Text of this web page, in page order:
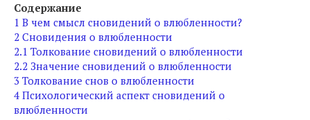
Содержание
1 В чем смысл сновидений о влюбленности?
2 Сновидения о влюбленности
2.1 Толкование сновидений о влюбленности
2.2 Значение сновидений о влюбленности
3 Толкование снов о влюбленности
4 Психологический аспект сновидений о
влюбленности